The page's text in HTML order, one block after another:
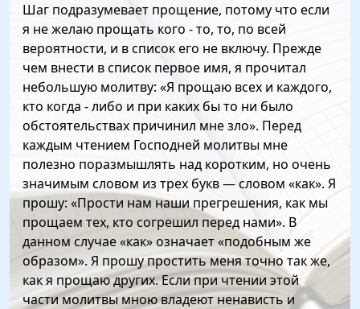
Шаг подразумевает прощение, потому что если
я не желаю прощать кого ‑ то, то, по всей
вероятности, и в список его не включу. Прежде
чем внести в список первое имя, я прочитал
небольшую молитву: «Я прощаю всех и каждого,
кто когда ‑ либо и при каких бы то ни было
обстоятельствах причинил мне зло». Перед
каждым чтением Господней молитвы мне
полезно поразмышлять над коротким, но очень
значимым словом из трех букв — словом «как». Я
прошу: «Прости нам наши прегрешения, как мы
прощаем тех, кто согрешил перед нами». В
данном случае «как» означает «подобным же
образом». Я прошу простить меня точно так же,
как я прощаю других. Если при чтении этой
части молитвы мною владеют ненависть и